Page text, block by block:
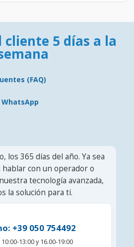
5 días a la
(FAQ)
los 365 días del año. Ya sea
con un operador o
tecnología avanzada,
la solución para ti.
+39 050 754492
10:00-13:00 y 16.00-19:00